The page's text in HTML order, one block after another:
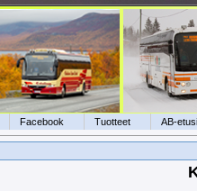
Facebook Tuotteet AB-